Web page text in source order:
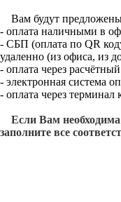
Вам будут
- оплата наличными в
- СБП (оплата по QR
удаленно (из офиса, из
- оплата через
- электронная система
- оплата через терминал
Если Вам
заполните все